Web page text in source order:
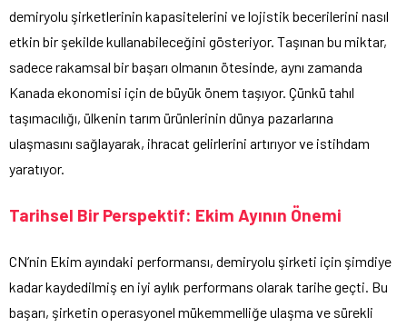
demiryolu şirketlerinin kapasitelerini ve lojistik becerilerini nasıl
etkin bir şekilde kullanabileceğini gösteriyor. Taşınan bu miktar,
sadece rakamsal bir başarı olmanın ötesinde, aynı zamanda
Kanada ekonomisi için de büyük önem taşıyor. Çünkü tahıl
taşımacılığı, ülkenin tarım ürünlerinin dünya pazarlarına
ulaşmasını sağlayarak, ihracat gelirlerini artırıyor ve istihdam
yaratıyor.
Tarihsel Bir Perspektif: Ekim Ayının Önemi
CN’nin Ekim ayındaki performansı, demiryolu şirketi için şimdiye
kadar kaydedilmiş en iyi aylık performans olarak tarihe geçti. Bu
başarı, şirketin operasyonel mükemmelliğe ulaşma ve sürekli